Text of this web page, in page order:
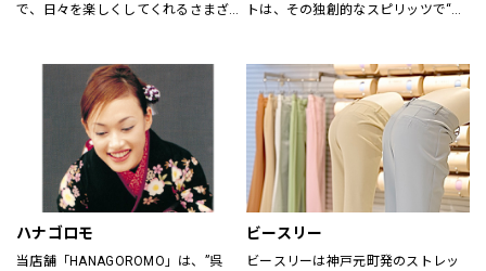
で、日々を楽しくしてくれるさまざ
トは、その独創的なスピリッツで“ス
しました。
MARY QUANTのアイテムには、あり
のままの自分を表現し、今以上にい
きいきと輝いてほしいという想いが
込められています。
全ての女性に、自分らしさの創造と
直感を。
ハナゴロモ
当店舗「HANAGOROMO」は、”呉
ビースリー
ビースリーは神戸元町発のストレッ